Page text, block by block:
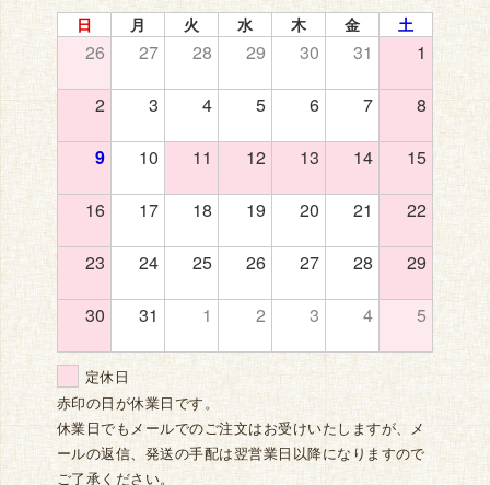
日 月 火 水 木 金 土
26 27 28 29 30 31 1
2 3 4 5 6 7 8
9 10 11 12 13 14 15
16 17 18 19 20 21 22
23 24 25 26 27 28 29
30 31 1 2 3 4 5
定休日
赤印の日が休業日です。
休業日でもメールでのご注文はお受けいたしますが、メ
ールの返信、発送の手配は翌営業日以降になりますので
ご了承ください。